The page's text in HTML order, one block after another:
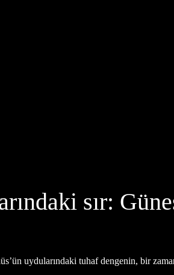
sır:
uydularındaki tuhaf dengenin, bir